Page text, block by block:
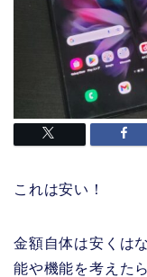
これは安い！
金額自体は安くは
能や機能を考えた